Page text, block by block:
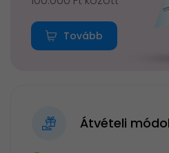
Tovább
Átvételi